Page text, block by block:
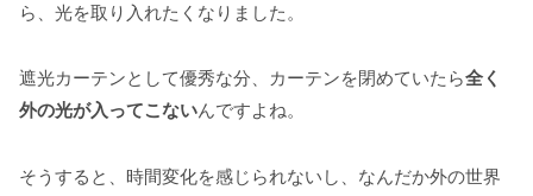
ら、光を取り入れたくなりました。
遮光カーテンとして優秀な分、カーテンを閉めていたら全く
外の光が入ってこないんですよね。
そうすると、時間変化を感じられないし、なんだか外の世界